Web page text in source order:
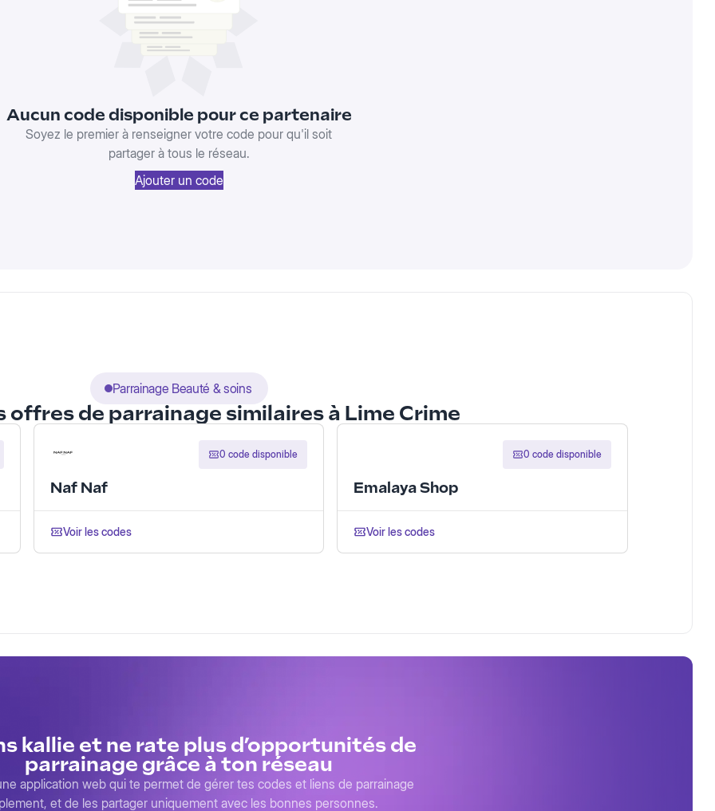
Aucun code disponible pour ce partenaire
Soyez le premier à renseigner votre code pour qu'il soit
partager à tous le réseau.
Ajouter un code
Parrainage Beauté & soins
offres de parrainage similaires à Lime Crime
0 code disponible
Naf Naf
Voir les codes
0 code disponible
Emalaya Shop
Voir les codes
kallie et ne rate plus d’opportunités de
parrainage grâce à ton réseau
application web qui te permet de gérer tes codes et liens de parrainage
et de les partager uniquement avec les bonnes personnes.